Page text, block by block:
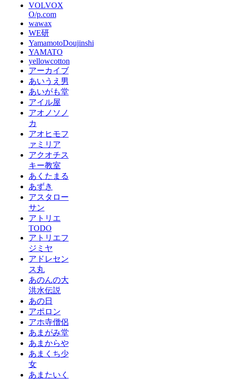
VOLVOX
O/p.com
wawax
WE研
YamamotoDoujinshi
YAMATO
yellowcotton
アーカイブ
あいうえ男
あいがも堂
アイル屋
アオノソノ
カ
アオヒモフ
ァミリア
アクオチス
キー教室
あくたまる
あずき
アスタロー
サン
アトリエ
TODO
アトリエフ
ジミヤ
アドレセン
ス丸
あのんの大
洪水伝説
あの日
アポロン
アホ寺僧侶
あまがみ堂
あまからや
あまくち少
女
あまたいく